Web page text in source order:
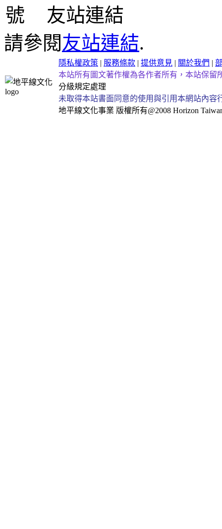
友站連結
請參閱友站連結.
隱私權政策 | 服務條款 | 提供意見 | 關於我們 |
本站所有圖文著作權為各作者所有，本站保留
分級規定處理
未取得本站書面同意的使用與引用本網站內
地平線文化事業 版權所有@2008 Horizon